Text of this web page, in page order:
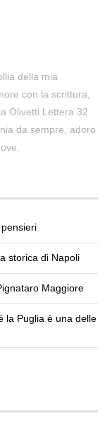
della mia
con la scrittura,
Olivetti Lettera 32
da sempre, adoro
storica di Napoli
Maggiore
la Puglia è una delle